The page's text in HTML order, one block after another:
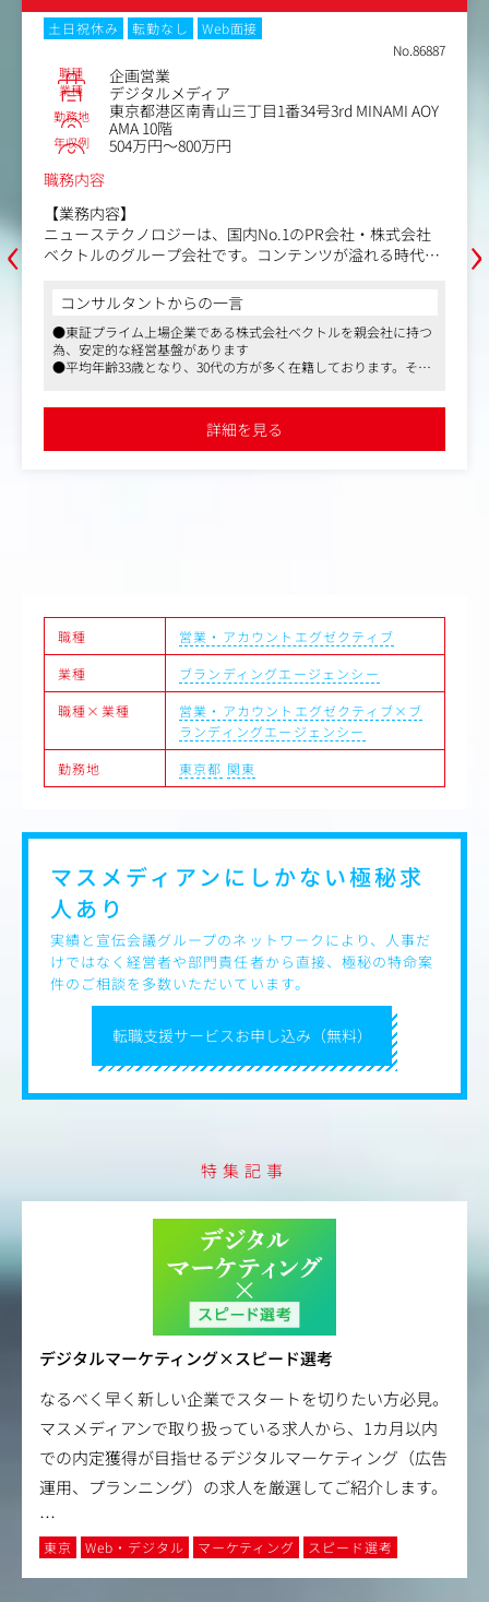
‹
土日祝休み 転勤なし
Web面接
No.86887
職種 企画営業
業種 デジタルメディア
勤務地
東京都港区南青山三丁目1番34号3rd MINAMI AOY
AMA 10階
年収例
504万円～800万円
職務内容
【業務内容】
ニューステクノロジーは、国内No.1のPR会社・株式会社
ベクトルのグループ会社です。コンテンツが溢れる時代に
すきま時間に着目。タクシーやオフィスビルの休憩所な
ど、これまでにない場所にメディアを生み出す、次世代の
メディアカンパニーです。
現在年間1-2個のペースで新規メディア・事業が立ち上が
少数精鋭の組織体制で、自由度高く、これまでの経験スキ
ルを活かしていただけます。
当社が持つ自社メディアは7つ。タクシーサイネージ(都内
のビジネスパーソン・経営者層へ月間770万人にリーチ)
や、登録者約70万人のカルチャーメディア「McGuffin」な
ど、性質の異なる媒体を運営しています。
広告枠を売るのではなく、クライアントの課題に応じて最
適なメディアを組み合わせ、企画として提案が可能です。
算を扱っています。
ひとりの裁量と影響力は大きい。
成果は、インセンティブとして報酬に反映されます。
【お任せしたい業務】
7つの自社メディアを活用した、法人への企画提案営業を
担っていただきます。
・自社メディアを活用した企画提案、社内チームと連携し
たファシリテート
・既存クライアントの対応、アップセル
案件は、ご依頼・お問い合わせも多くいただきます。
自分から仕掛けて事業を伸ばしていける方に、力を発揮い
コンサルタントからの一言
●東証プライム上場企業である株式会社ベクトルを親会社に持つ
為、安定的な経営基盤があります
●平均年齢33歳となり、30代の方が多く在籍しております。その
に業務に携われるので幅広く経験が積めます
詳細を見る
›
職種
営業・アカウントエグゼクティブ
業種
ブランディングエージェンシー
職種×業種
営業・アカウントエグゼクティブ×ブ
ランディングエージェンシー
勤務地
東京都 関東
転職支援サービスお申し込み（無料）
マスメディアンにしかない極秘求
人あり
実績と宣伝会議グループのネットワークにより、人事だ
けではなく経営者や部門責任者から直接、極秘の特命案
件のご相談を多数いただいています。
特集記事
デジタルマーケティング×スピード選考
なるべく早く新しい企業でスタートを切りたい方必見。
マスメディアンで取り扱っている求人から、1カ月以内
での内定獲得が目指せるデジタルマーケティング（広告
運用、プランニング）の求人を厳選してご紹介します。
…
東京 Web・デジタル マーケティング スピード選考